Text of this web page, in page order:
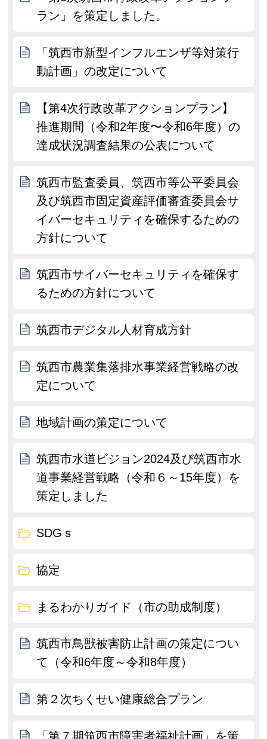
ラン」を策定しました。
「筑西市新型インフルエンザ等対策行
動計画」の改定について
【第4次行政改革アクションプラン】
推進期間（令和2年度〜令和6年度）の
達成状況調査結果の公表について
筑西市監査委員、筑西市等公平委員会
及び筑西市固定資産評価審査委員会サ
イバーセキュリティを確保するための
方針について
筑西市サイバーセキュリティを確保す
るための方針について
筑西市デジタル人材育成方針
筑西市農業集落排水事業経営戦略の改
定について
地域計画の策定について
筑西市水道ビジョン2024及び筑西市水
道事業経営戦略（令和６～15年度）を
策定しました
SDGｓ
協定
まるわかりガイド（市の助成制度）
筑西市鳥獣被害防止計画の策定につい
て（令和6年度～令和8年度）
第２次ちくせい健康総合プラン
「第７期筑西市障害者福祉計画」を策